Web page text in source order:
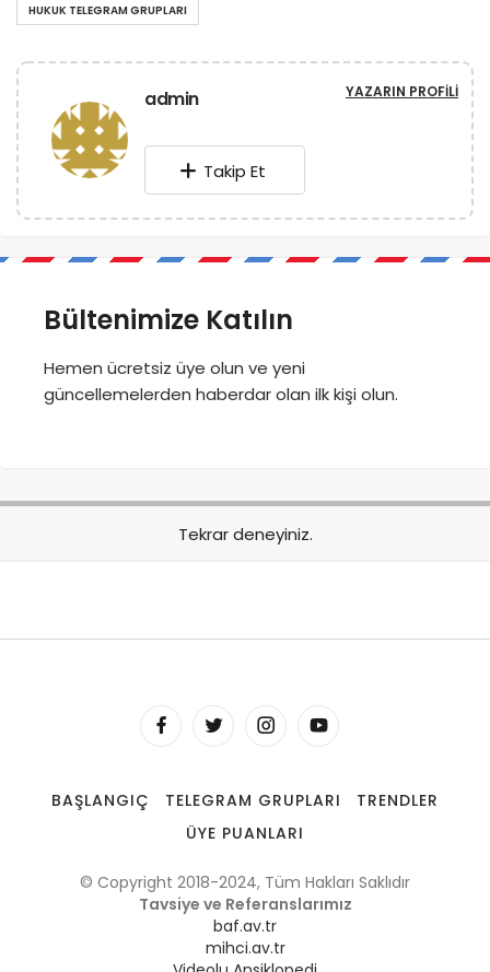
HUKUK TELEGRAM GRUPLARI
admin YAZARIN PROFILI
Takip Et
Bültenimize Katılın
Hemen ücretsiz üye olun ve yeni
güncellemelerden haberdar olan ilk kişi olun.
Tekrar deneyiniz.
BAŞLANGIÇ TELEGRAM GRUPLARI
TRENDLER
ÜYE PUANLARI
© Copyright 2018-2024, Tüm Hakları Saklıdır
Tavsiye ve Referanslarımız
baf.av.tr
mihci.av.tr